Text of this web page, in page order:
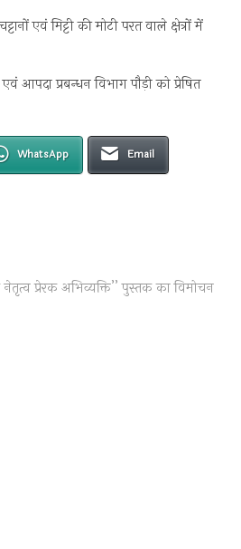
एवं मिट्टी की मोटी परत वाले क्षेत्रों में
आपदा प्रबन्धन विभाग पौड़ी को प्रेषित
WhatsApp Email
प्रेरक अभिव्यक्ति’’ पुस्तक का विमोचन